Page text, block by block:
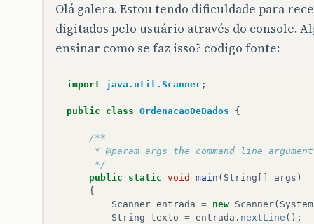
Olá galera. Estou tendo dificuldade para
digitados pelo usuário através do console.
ensinar como se faz isso? codigo fonte:
import java.util.Scanner ;
public class OrdenacaoDeDados {
/**
* @param args the command line
     */
public
static void main ( String args )
{
Scanner entrada = new Scanner( System
String texto = entrada . nextLine ();